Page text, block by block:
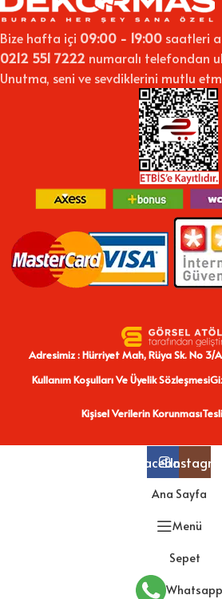
Bize hafta içi 09:00 - 19:00 saatleri
0212 551 7222 numaralı telefondan
Unutma, seni ve sevdiklerini mutlu
Adresimiz : Hürriyet Mah, Rüya Sk. No
Kullanım Koşulları Ve Üyelik Sözleşmesi
Kişisel Verilerin Korunması
FacebookInstagram
Ana Sayfa
Menü
Sepet
Whatsapp